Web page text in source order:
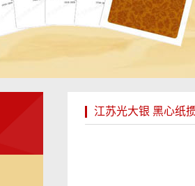
江苏光大银 黑心纸